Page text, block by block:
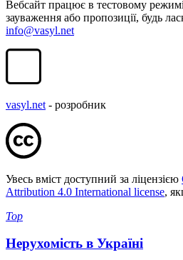
Вебсайт працює в тестовому
зауваження або пропозиції, будь
info@vasyl.net
vasyl.net - розробник
Увесь вміст доступний за ліцензією
Attribution 4.0 International license,
Top
Нерухомість в Україні